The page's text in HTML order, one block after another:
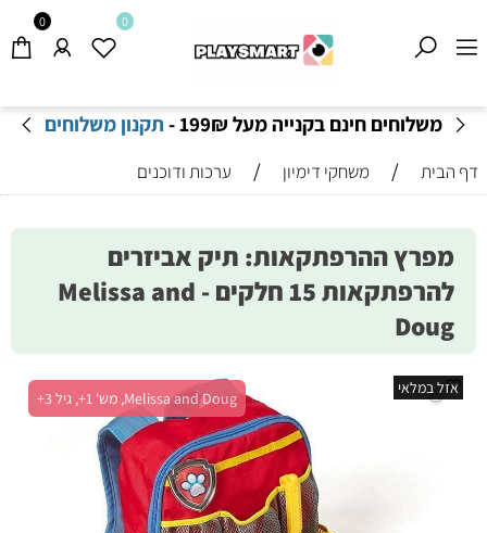
משלוחים חינם בקנייה מעל 199 ₪
- תקנון משלוחים
0 0
דף הבית / משחקי דימיון / ערכות ודוכנים
מפרץ ההרפתקאות: תיק אביזרים
להרפתקאות 15 חלקים - Melissa and
Doug
Melissa and Doug, מש' 1+, גיל 3+
אזל במלאי